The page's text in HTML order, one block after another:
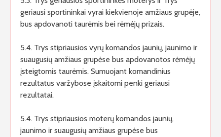
geriausi sportininkai vyrai kiekvienoje amžiaus grupėje,
bus apdovanoti taurėmis bei rėmėjų prizais.
5.4. Trys stipriausios vyrų komandos jaunių, jaunimo ir
suaugusių amžiaus grupėse bus apdovanotos rėmėjų
įsteigtomis taurėmis. Sumuojant komandinius
rezultatus varžybose įskaitomi penki geriausi
rezultatai.
5.4. Trys stipriausios moterų komandos jaunių,
jaunimo ir suaugusių amžiaus grupėse bus